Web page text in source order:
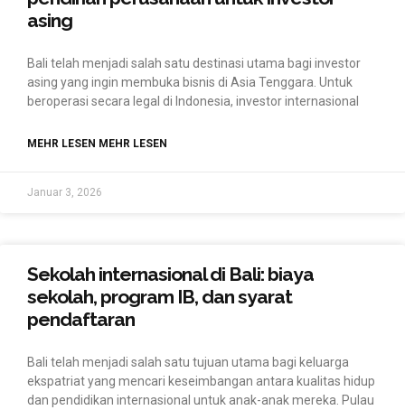
asing
Bali telah menjadi salah satu destinasi utama bagi investor
asing yang ingin membuka bisnis di Asia Tenggara. Untuk
beroperasi secara legal di Indonesia, investor internasional
MEHR LESEN MEHR LESEN
Januar 3, 2026
Sekolah internasional di Bali: biaya
sekolah, program IB, dan syarat
pendaftaran
Bali telah menjadi salah satu tujuan utama bagi keluarga
ekspatriat yang mencari keseimbangan antara kualitas hidup
dan pendidikan internasional untuk anak-anak mereka. Pulau